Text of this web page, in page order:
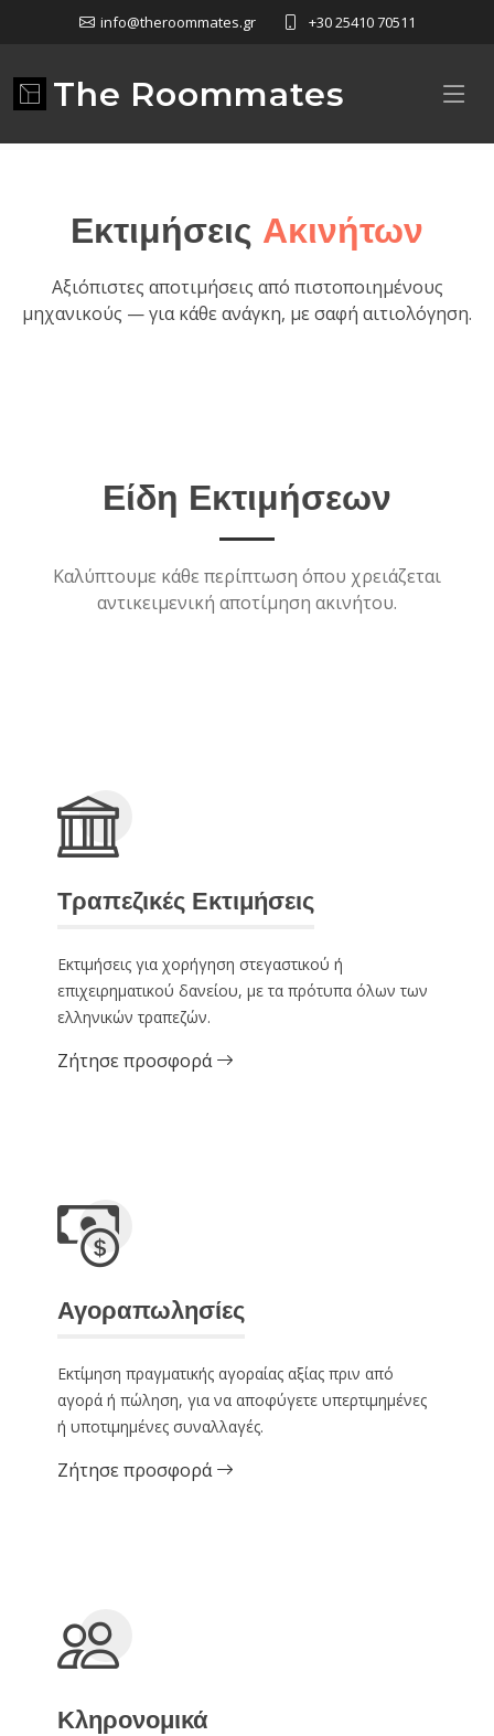
info@theroommates.gr +30 25410 70511
The Roommates
Εκτιμήσεις Ακινήτων
Αξιόπιστες αποτιμήσεις από πιστοποιημένους
μηχανικούς — για κάθε ανάγκη, με σαφή αιτιολόγηση.
Είδη Εκτιμήσεων
Καλύπτουμε κάθε περίπτωση όπου χρειάζεται
αντικειμενική αποτίμηση ακινήτου.
Τραπεζικές Εκτιμήσεις
Εκτιμήσεις για χορήγηση στεγαστικού ή
επιχειρηματικού δανείου, με τα πρότυπα όλων των
ελληνικών τραπεζών.
Ζήτησε προσφορά
Αγοραπωλησίες
Εκτίμηση πραγματικής αγοραίας αξίας πριν από
αγορά ή πώληση, για να αποφύγετε υπερτιμημένες
ή υποτιμημένες συναλλαγές.
Ζήτησε προσφορά
Κληρονομικά